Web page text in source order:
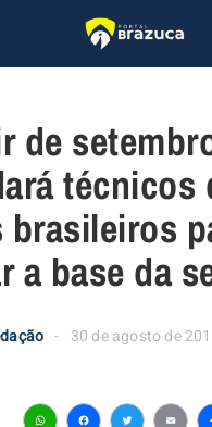
de
técnicos
brasileiros
a base da
30 de agosto de